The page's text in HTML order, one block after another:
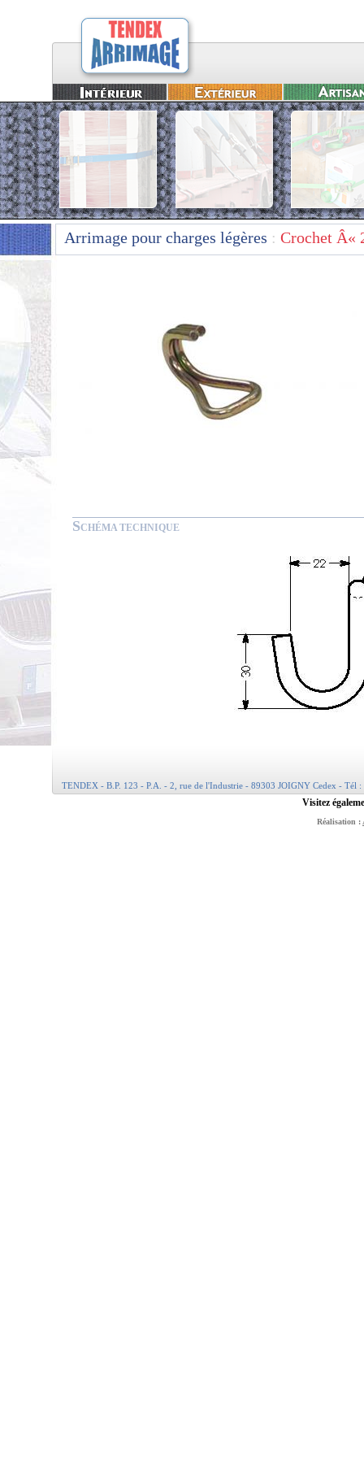
Arrimage pour charges légères : Crochet Â«
SCHÉMA TECHNIQUE
TENDEX - B.P. 123 - P.A. - 2, rue de l'Industrie - 89303 JOIGNY Cedex - Tél
Visitez
Réalisation :